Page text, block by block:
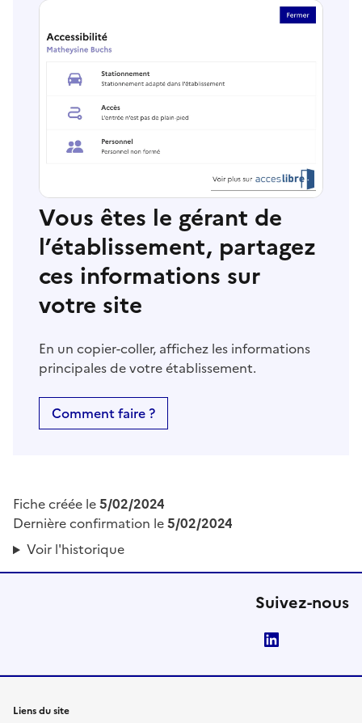
Vous êtes le gérant de
l’établissement, partagez
ces informations sur
votre site
En un copier-coller, affichez les informations
principales de votre établissement.
Comment faire ?
Fiche créée le5/02/2024
Dernière confirmation le5/02/2024
Voir l'historique
Suivez-nous
Liens du site